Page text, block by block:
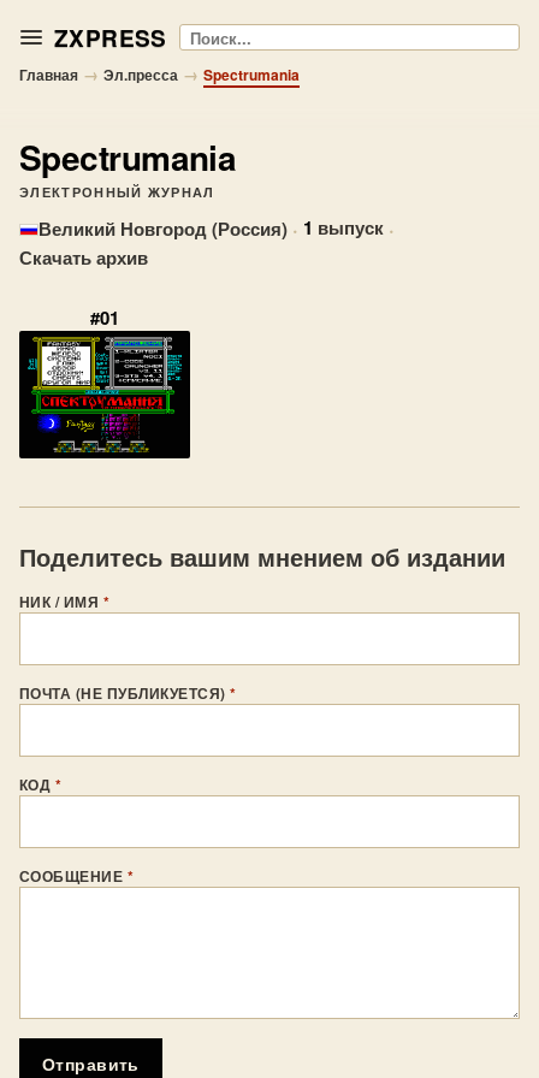
ZXPRESS Поиск
Главная → Эл.пресса → Spectrumania
Spectrumania
ЭЛЕКТРОННЫЙ ЖУРНАЛ
Великий Новгород (Россия) · 1 выпуск ·
Скачать архив
#01
Поделитесь вашим мнением об издании
НИК / ИМЯ *
ПОЧТА (НЕ ПУБЛИКУЕТСЯ)*
КОД *
СООБЩЕНИЕ *
Отправить